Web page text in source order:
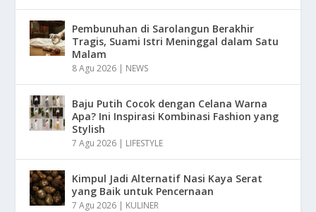
Pembunuhan di Sarolangun Berakhir
Tragis, Suami Istri Meninggal dalam Satu
Malam
8 Agu 2026 | NEWS
Baju Putih Cocok dengan Celana Warna
Apa? Ini Inspirasi Kombinasi Fashion yang
Stylish
7 Agu 2026 | LIFESTYLE
Kimpul Jadi Alternatif Nasi Kaya Serat
yang Baik untuk Pencernaan
7 Agu 2026 | KULINER